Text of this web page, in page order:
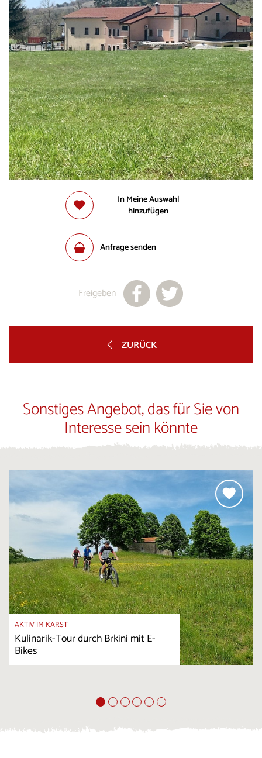
In Meine Auswahl
hinzufügen
Anfrage senden
Freigeben
ZURÜCK
Sonstiges Angebot, das für Sie von
Interesse sein könnte
AKTIV IM KARST
Kulinarik-Tour durch Brkini mit E-
Bikes